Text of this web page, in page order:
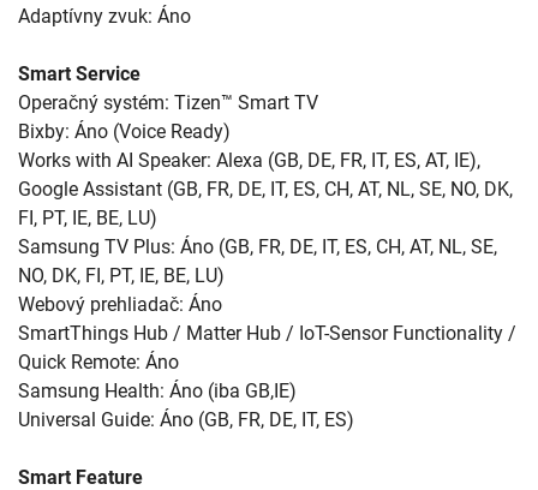
Adaptívny zvuk: Áno
Smart Service
Operačný systém: Tizen™ Smart TV
Bixby: Áno (Voice Ready)
Works with AI Speaker: Alexa (GB, DE, FR, IT, ES, AT, IE),
Google Assistant (GB, FR, DE, IT, ES, CH, AT, NL, SE, NO, DK,
FI, PT, IE, BE, LU)
Samsung TV Plus: Áno (GB, FR, DE, IT, ES, CH, AT, NL, SE,
NO, DK, FI, PT, IE, BE, LU)
Webový prehliadač: Áno
SmartThings Hub / Matter Hub / IoT-Sensor Functionality /
Quick Remote: Áno
Samsung Health: Áno (iba GB,IE)
Universal Guide: Áno (GB, FR, DE, IT, ES)
Smart Feature